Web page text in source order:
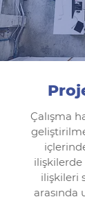
Çalışma
ilişkilerde
ilişkileri
arasında